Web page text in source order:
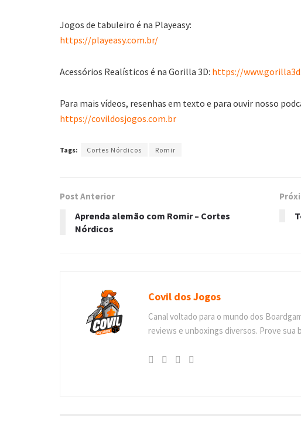
Jogos de tabuleiro é na Playeasy:
https://playeasy.com.br/
Acessórios Realísticos é na Gorilla 3D: https://
Para mais vídeos, resenhas em texto e para ouvir nosso
https://covildosjogos.com.br
Tags: Cortes Nórdicos Romir
Post Anterior
Aprenda alemão com Romir – Cortes
Nórdicos
Covil dos Jogos
Canal voltado para o mundo dos
reviews e unboxings diversos. Prove sua